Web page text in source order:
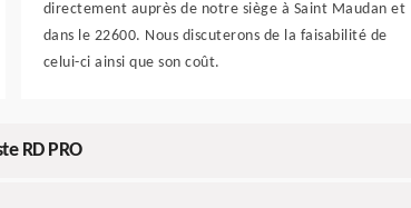
directement auprès de notre siège à Saint Maudan et
dans le 22600. Nous discuterons de la faisabilité de
celui-ci ainsi que son coût.
RD PRO